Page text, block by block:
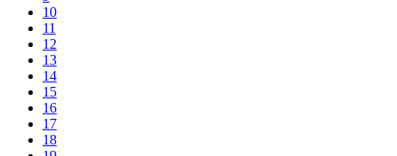
10
11
12
13
14
15
16
17
18